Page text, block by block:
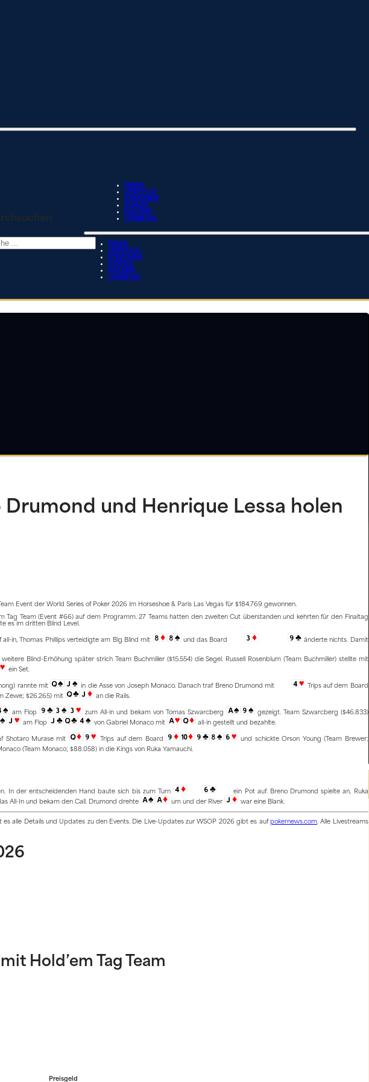
NEWS
LIFESTYLE
STRATEGIE
VIDEOS
GALERIE
LIVEBLOG
NEWS
LIFESTYLE
STRATEGIE
VIDEOS
GALERIE
LIVEBLOG
Drumond und Henrique Lessa holen
Event der World Series of Poker 2026 im Horseshoe & Paris Las Vegas für $184.769 gewonnen.
Tag Team (Event #66) auf dem Programm. 27 Teams hatten den zweiten Cut überstanden und kehrten für den Finaltag
es im dritten Blind Level.
all-in, Thomas Phillips verteidigte am Big Blind mit und das Board
änderte nichts. Damit
Blind-Erhöhung später strich Team Buchmiller ($15.554) die Segel. Russell Rosenblum (Team Buchmiller) stellte mit
ein Set.
rannte mit in die Asse von Joseph Monaco. Danach traf Breno Drumond mit
Trips auf dem Board
Zewe; $26.265) mit
an die Rails.
am Flop zum All-in und bekam von Tomas Szwarcberg
gezeigt. Team Szwarcberg ($46.833)
am Flop von Gabriel Monaco mit all-in gestellt und bezahlte.
Shotaro Murase mit Trips auf dem Board
und schickte Orson Young (Team Brewer;
(Team Monaco; $88.058) in die Kings von Ruka Yamauchi.
In der entscheidenden Hand baute sich bis zum Turn
ein Pot auf. Breno Drumond spielte an, Ruka
All-In und bekam den Call. Drumond drehte um und der River war eine Blank.
alle Details und Updates zu den Events. Die Live-Updates zur WSOP 2026 gibt es aufpokernews.com. Alle Livestreams
Hold’em Tag Team
Preisgeld